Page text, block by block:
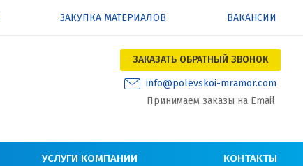
ЗАКУПКА МАТЕРИАЛОВ ВАКАНСИИ
ЗАКАЗАТЬ ОБРАТНЫЙ ЗВОНОК
info@polevskoi-mramor.com
Принимаем заказы на Email
УСЛУГИ КОМПАНИИ КОНТАКТЫ